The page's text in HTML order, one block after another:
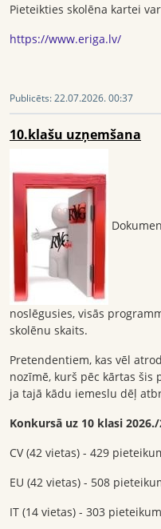
Pieteikties skolēna kartei
https://www.eriga.lv/
Publicēts:22.07.2026. 00:37
10.klašu uzņemšana
noslēgusies, visās
skolēnu skaits.
Pretendentiem, kas vēl
nozīmē, kurš pēc kārtas
ja tajā kādu iemeslu dēļ
Konkursā uz 10 klasi
CV (42 vietas) - 429
EU (42 vietas) - 508
IT (14 vietas) - 303